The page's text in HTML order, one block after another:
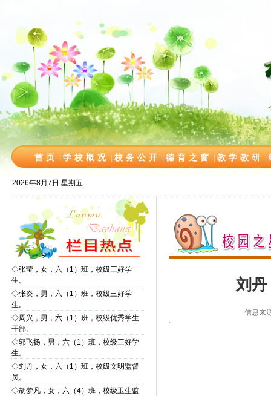
首页 学校概况 校务公开 德育之窗 教学教研
2026年8月7日 星期五
◇张莹，女，六（1）班，校级三好学
生。
◇张炎，男，六（1）班，校级三好学
生。
◇周兴，男，六（1）班，校级优秀学生
干部。
◇郭飞扬，男，六（1）班，校级三好学
生。
◇刘丹，女，六（1）班，校级文明监督
员。
◇胡梦凡，女，六（4）班，校级卫生监
刘
信息来